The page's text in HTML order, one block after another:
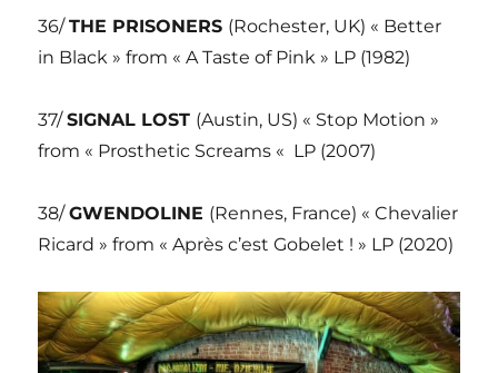
36/THE PRISONERS (Rochester, UK) « Better
in Black » from « A Taste of Pink » LP (1982)
37/SIGNAL LOST (Austin, US) « Stop Motion »
from « Prosthetic Screams « LP (2007)
38/GWENDOLINE (Rennes, France) « Chevalier
Ricard » from « Après c’est Gobelet ! » LP (2020)